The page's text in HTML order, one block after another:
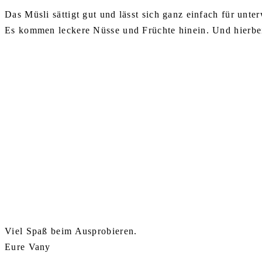
Das Müsli sättigt gut und lässt sich ganz einfach für
Es kommen leckere Nüsse und Früchte hinein. Und
Viel Spaß beim Ausprobieren.
Eure Vany